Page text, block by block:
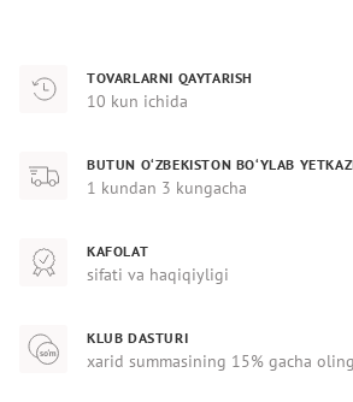
TOVARLARNI QAYTARISH
10 kun ichida
BUTUN O‘ZBEKISTON BO‘YLAB
1 kundan 3 kungacha
KAFOLAT
sifati va haqiqiyligi
KLUB DASTURI
xarid summasining 15% gacha oling